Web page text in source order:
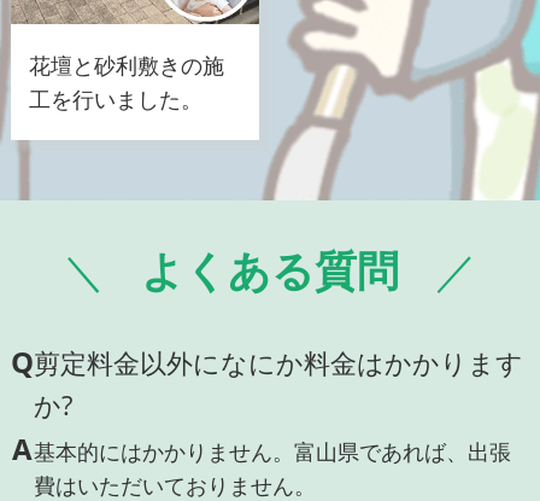
花壇と砂利敷きの施
工を行いました。
よくある質問
Q剪定料金以外になにか料金はかかります
か?
A基本的にはかかりません。富山県であれば、出張
費はいただいておりません。